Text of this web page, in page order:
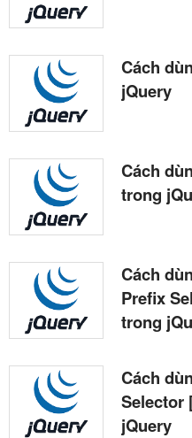
Cách
jQuery
Cách
trong
Cách
Prefix
trong
Cách
Selector
jQuery